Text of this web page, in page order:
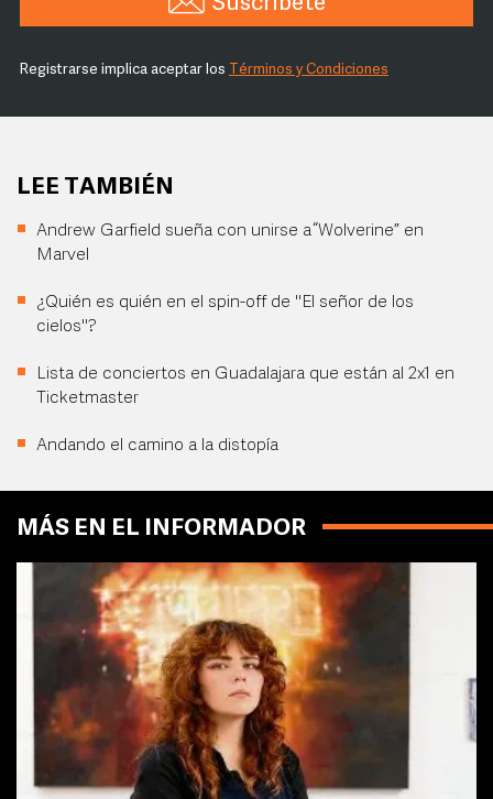
Registrarse implica aceptar los Términos y Condiciones
LEE TAMBIÉN
Andrew Garfield sueña con unirse a “Wolverine” en
Marvel
¿Quién es quién en el spin-off de "El señor de los
cielos"?
Lista de conciertos en Guadalajara que están al 2x1 en
Ticketmaster
Andando el camino a la distopía
MÁS EN EL INFORMADOR